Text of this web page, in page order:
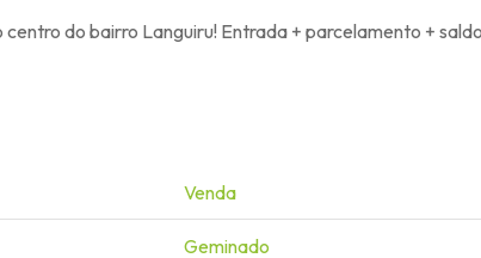
do bairro Languiru! Entrada + parcelamento +
Venda
Geminado